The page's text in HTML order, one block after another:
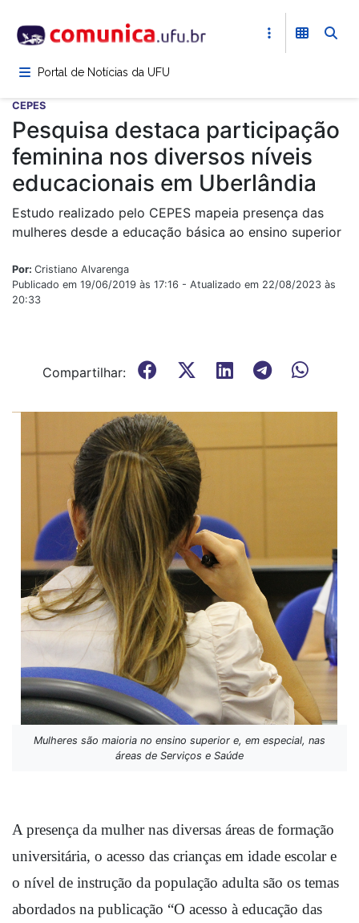
para
conteúdoPortal de Notícias da UFU
CEPES
Pesquisa destaca participação
feminina nos diversos níveis
educacionais em Uberlândia
Estudo realizado pelo CEPES mapeia presença das
mulheres desde a educação básica ao ensino superior
Por: Cristiano Alvarenga
Publicado em 19/06/2019 às 17:16 - Atualizado em 22/08/2023 às
20:33
Compartilhar:
Mulheres são maioria no ensino superior e, em especial, nas
áreas de Serviços e Saúde
A presença da mulher nas diversas áreas de formação
universitária, o acesso das crianças em idade escolar e
o nível de instrução da população adulta são os temas
abordados na publicação “O acesso à educação das